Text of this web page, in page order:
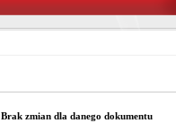
Brak zmian dla danego dokumentu